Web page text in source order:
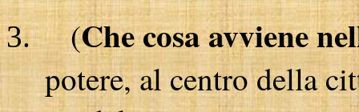
(Che cosa avviene
potere, al centro della